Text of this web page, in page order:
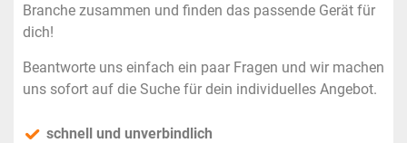
Branche zusammen und finden das passende Gerät für
dich!
Beantworte uns einfach ein paar Fragen und wir machen
uns sofort auf die Suche für dein individuelles Angebot.
schnell und unverbindlich